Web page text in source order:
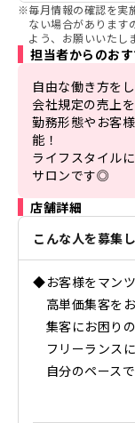
※毎月情報の確認を実
ない場合があります
よう、お願いいたし
担当者からのお
自由な働き方を
会社規定の売上
勤務形態やお客
能！
ライフスタイル
サロンです◎
店舗詳細
こんな人を募集
◆お客様をマン
高単価集客を
集客にお困り
フリーランス
自分のペース